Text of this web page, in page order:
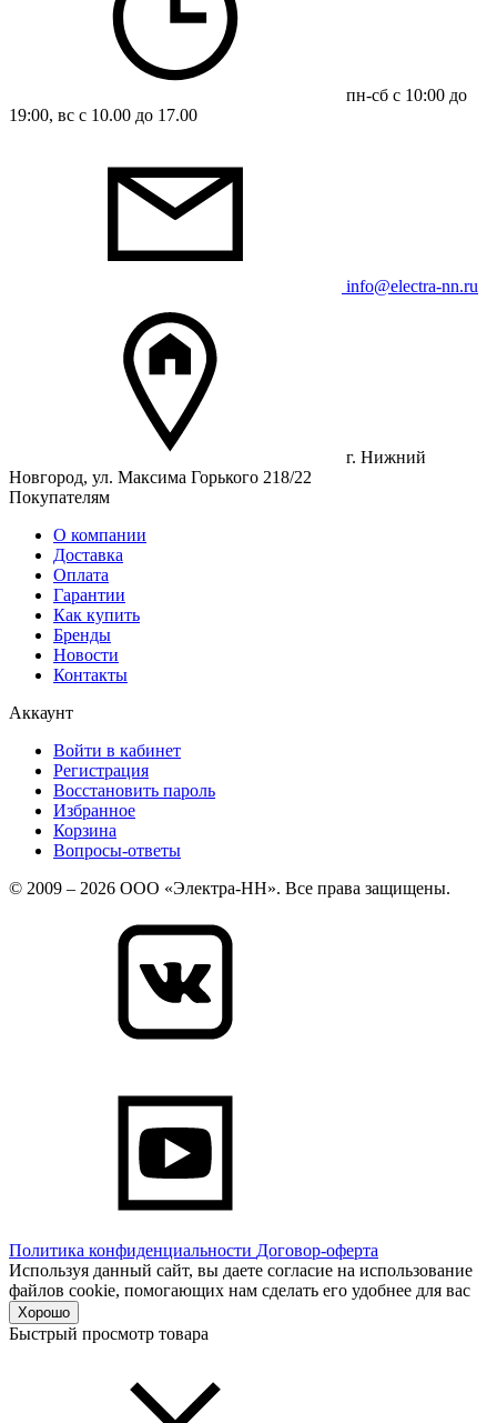
пн-сб с 10:00 до
19:00, вс с 10.00 до 17.00
info@electra-nn.ru
г. Нижний
Новгород, ул. Максима Горького 218/22
Покупателям
О компании
Доставка
Оплата
Гарантии
Как купить
Бренды
Новости
Контакты
Аккаунт
Войти в кабинет
Регистрация
Восстановить пароль
Избранное
Корзина
Вопросы-ответы
© 2009 – 2026 ООО «Электра-НН». Все права защищены.
Политика конфиденциальности Договор-оферта
Используя данный сайт, вы даете согласие на использование
файлов cookie, помогающих нам сделать его удобнее для вас
Хорошо
Быстрый просмотр товара